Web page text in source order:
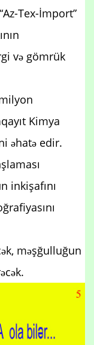
Tex-İmport”
və gömrük
Kimya
əhatə edir.
inkişafını
məşğulluğun